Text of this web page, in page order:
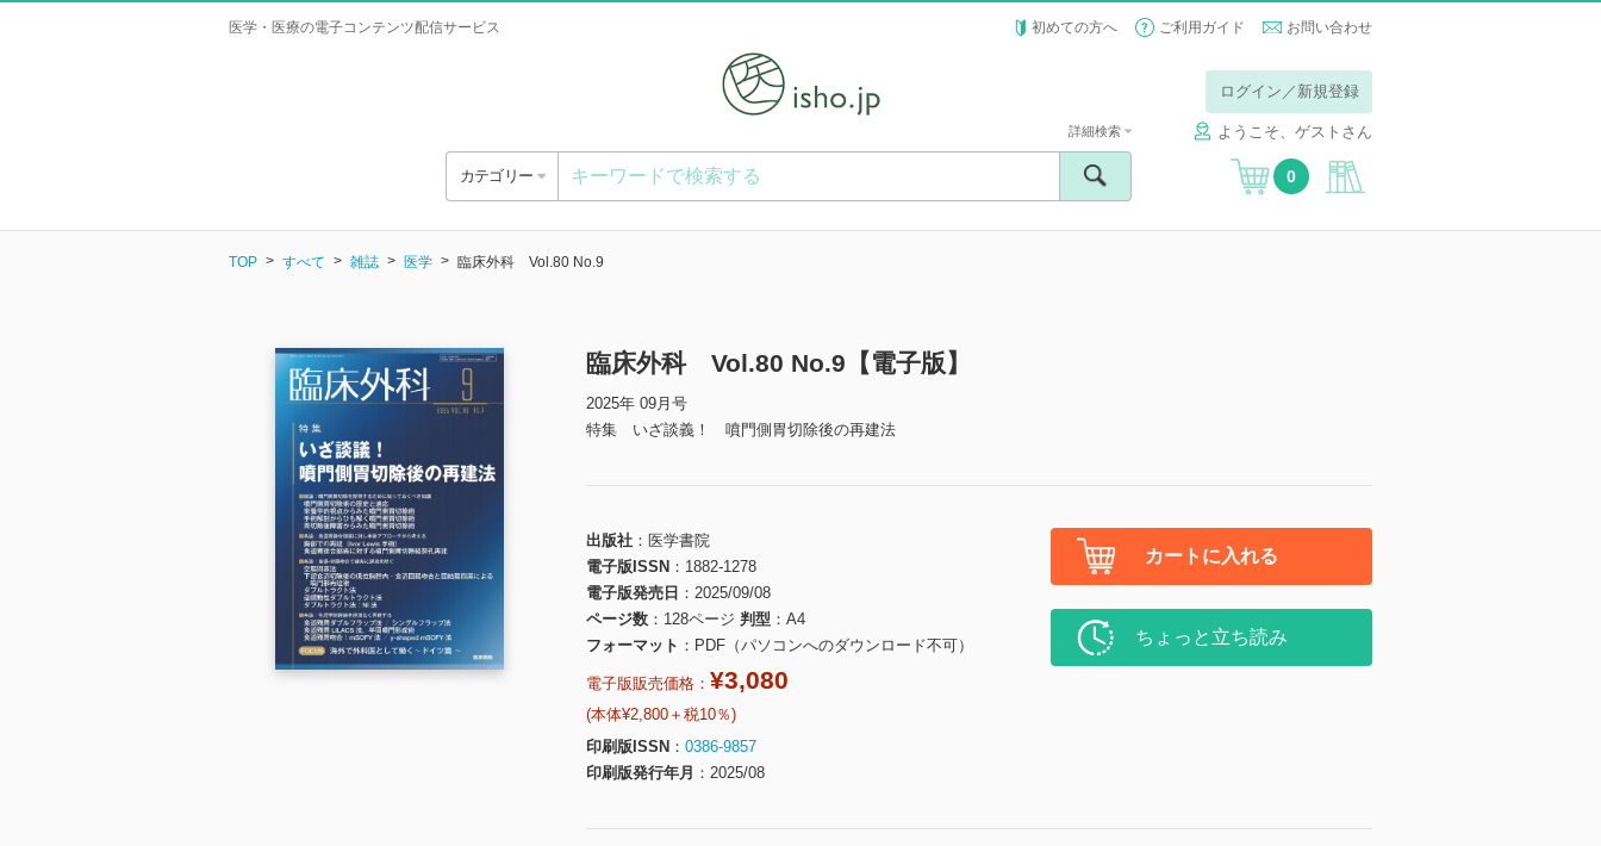
医学・医療の電子コンテンツ配信サービス 初めての方へ ご利用ガイド お問い合わせ
ログイン／新規登録
ようこそ、ゲストさん
カテゴリー
詳細検索
0
TOP すべて 雑誌 医学 臨床外科 Vol.80 No.9
臨床外科 Vol.80 No.9【電子版】
2025年 09月号
特集 いざ談義！ 噴門側胃切除後の再建法
出版社
医学書院
電子版ISSN
1882-1278
電子版発売日
2025/09/08
ページ数
128ページ 判型
A4
フォーマット
PDF（パソコンへのダウンロード不可）
電子版販売価格： ¥3,080
(本体¥2,800＋税10％)
印刷版ISSN
0386-9857
印刷版発行年月
2025/08
カートに入れる
ちょっと立ち読み